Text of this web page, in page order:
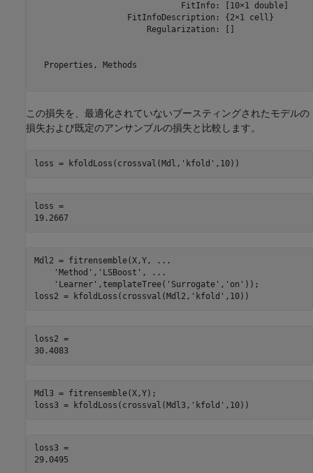
                              FitInfo: [10×1 double]
                   FitInfoDescription: {2×1 cell}
                       Regularization: []
  Properties, Methods
この損失を、最適化されていないブースティングされたモデルの
損失および既定のアンサンブルの損失と比較します。
loss = kfoldLoss(crossval(Mdl, 'kfold' ,10))
loss =
19.2667
Mdl2 = fitrensemble(X,Y,
...
'Method' , 'LSBoost' ,
...
'Learner' ,templateTree( 'Surrogate' , 'on' ));
loss2 = kfoldLoss(crossval(Mdl2, 'kfold' ,10))
loss2 =
30.4083
Mdl3 = fitrensemble(X,Y);
loss3 = kfoldLoss(crossval(Mdl3, 'kfold' ,10))
loss3 =